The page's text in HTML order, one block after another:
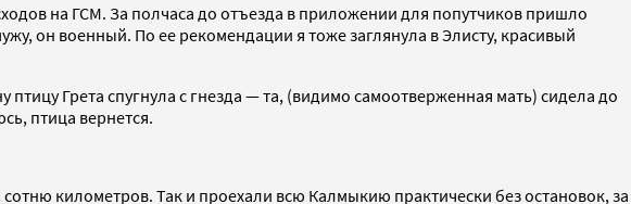
на ГСМ. За полчаса до отъезда в приложении для попутчиков пришло
он военный. По ее рекомендации я тоже заглянула в Элисту, красивый
Грета спугнула с гнезда — та, (видимо самоотверженная мать) сидела до
птица вернется.
километров. Так и проехали всю Калмыкию практически без остановок, за